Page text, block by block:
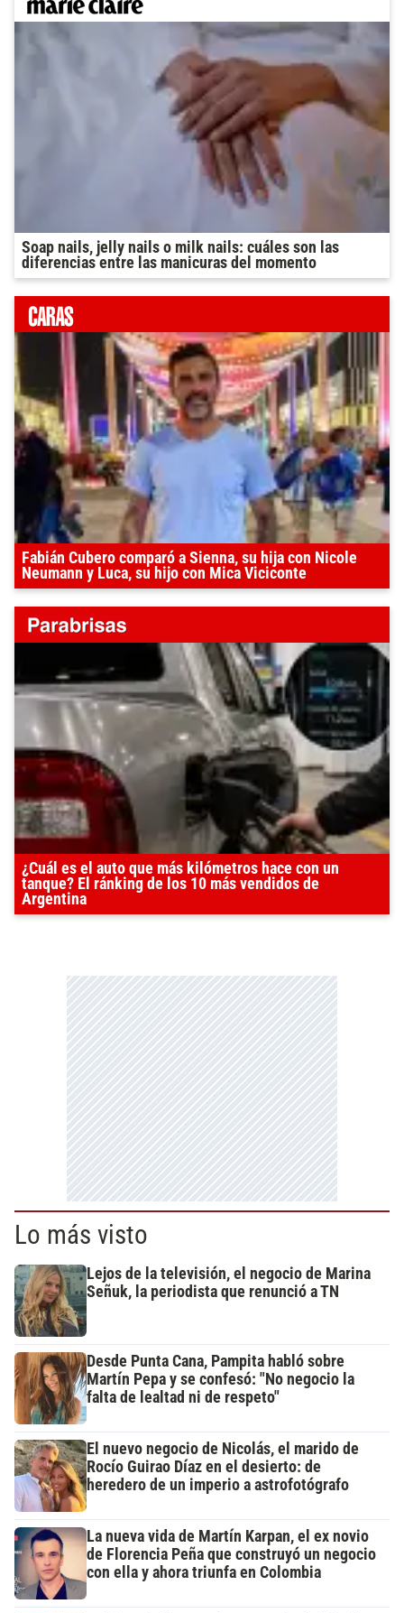
Soap nails, jelly nails o milk nails: cuáles son las
diferencias entre las manicuras del momento
Fabián Cubero comparó a Sienna, su hija con Nicole
Neumann y Luca, su hijo con Mica Viciconte
¿Cuál es el auto que más kilómetros hace con un
tanque? El ránking de los 10 más vendidos de
Argentina
Lo más visto
Lejos de la televisión, el negocio de Marina
Señuk, la periodista que renunció a TN
Desde Punta Cana, Pampita habló sobre
Martín Pepa y se confesó: "No negocio la
falta de lealtad ni de respeto"
El nuevo negocio de Nicolás, el marido de
Rocío Guirao Díaz en el desierto: de
heredero de un imperio a astrofotógrafo
La nueva vida de Martín Karpan, el ex novio
de Florencia Peña que construyó un negocio
con ella y ahora triunfa en Colombia